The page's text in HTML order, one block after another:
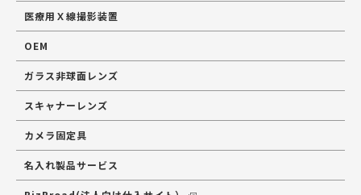
医療用Ｘ線撮影装置
OEM
ガラス非球面レンズ
スキャナーレンズ
カメラ固定具
名入れ製品サービス